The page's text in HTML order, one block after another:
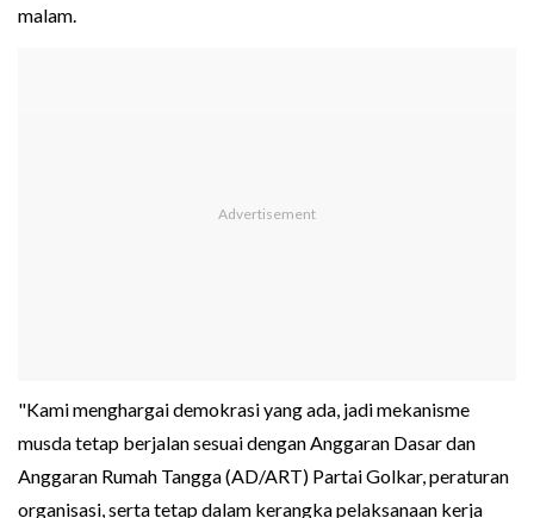
malam.
"Kami menghargai demokrasi yang ada, jadi mekanisme
musda tetap berjalan sesuai dengan Anggaran Dasar dan
Anggaran Rumah Tangga (AD/ART) Partai Golkar, peraturan
organisasi, serta tetap dalam kerangka pelaksanaan kerja